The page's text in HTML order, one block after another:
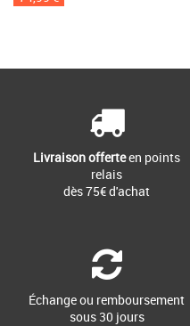
Livraison offerteen points
relais
dès 75€ d'achat
Échange ou remboursement
sous 30 jours